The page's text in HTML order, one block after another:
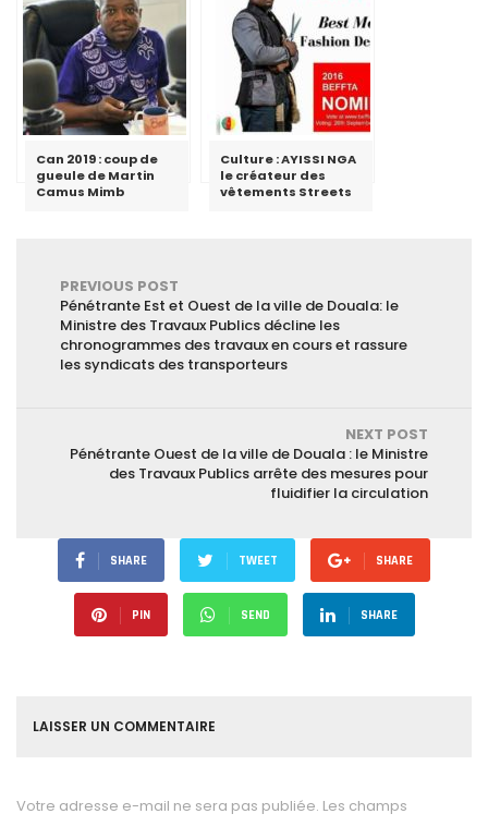
Can 2019 : coup de
gueule de Martin
Camus Mimb
Culture : AYISSI NGA
le créateur des
vêtements Streets
PREVIOUS POST
Pénétrante Est et Ouest de la ville de Douala: le
Ministre des Travaux Publics décline les
chronogrammes des travaux en cours et rassure
les syndicats des transporteurs
NEXT POST
Pénétrante Ouest de la ville de Douala : le Ministre
des Travaux Publics arrête des mesures pour
fluidifier la circulation
SHARE TWEET SHARE
PIN SEND SHARE
LAISSER UN COMMENTAIRE
Votre adresse e-mail ne sera pas publiée. Les champs